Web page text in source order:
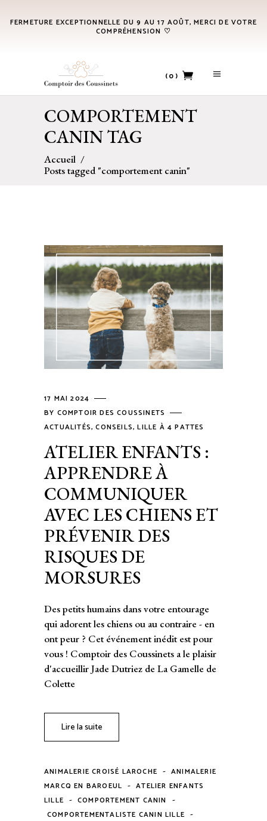
FERMETURE EXCEPTIONNELLE DU 9 AU 17 AOÛT, MERCI DE VOTRE
COMPRÉHENSION ♡
(0)
No products in the cart.
COMPORTEMENT
CANIN TAG
Accueil /
Posts tagged "comportement canin"
17 MAI 2024
BY COMPTOIR DES COUSSINETS
ACTUALITÉS,CONSEILS,LILLE À 4 PATTES
ATELIER ENFANTS :
APPRENDRE À
COMMUNIQUER
AVEC LES CHIENS ET
PRÉVENIR DES
RISQUES DE
MORSURES
Des petits humains dans votre entourage
qui adorent les chiens ou au contraire - en
ont peur ? Cet événement inédit est pour
vous ! Comptoir des Coussinets a le plaisir
d'accueillir Jade Dutriez de La Gamelle de
Colette
Lire la suite
ANIMALERIE CROISÉ LAROCHE - ANIMALERIE
MARCQ EN BAROEUL - ATELIER ENFANTS
LILLE - COMPORTEMENT CANIN -
COMPORTEMENTALISTE CANIN LILLE -